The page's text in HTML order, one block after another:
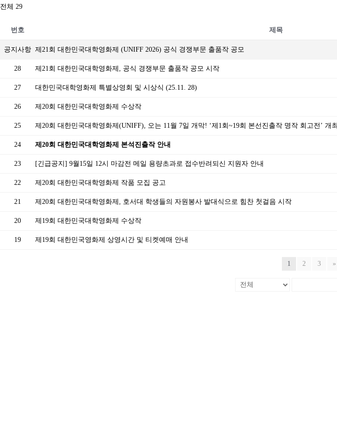
전체 29
번호 제목
공지사항 제21회 대한민국대학영화제 (UNIFF 2026) 공식 경쟁부문 출품작 공모
28 제21회 대한민국대학영화제, 공식 경쟁부문 출품작 공모 시작
27 대한민국대학영화제 특별상영회 및 시상식 (25.11. 28)
26 제20회 대한민국대학영화제 수상작
25 제20회 대한민국대학영화제(UNIFF), 오는 11월 7일 개막! ‘제1회~19회 본선진출작 명작 회고전’ 개최
24 제20회 대한민국대학영화제 본석진출작 안내
23 [긴급공지] 9월15일 12시 마감전 메일 용량초과로 접수반려되신 지원자 안내
22 제20회 대한민국대학영화제 작품 모집 공고
21 제20회 대한민국대학영화제, 호서대 학생들의 자원봉사 발대식으로 힘찬 첫걸음 시작
20 제19회 대한민국대학영화제 수상작
19 제19회 대한민국영화제 상영시간 및 티켓예매 안내
1 2 3 »